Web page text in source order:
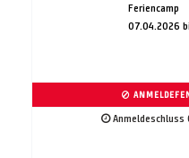
Feriencamp
07.04.2026
Anmeldeschluss